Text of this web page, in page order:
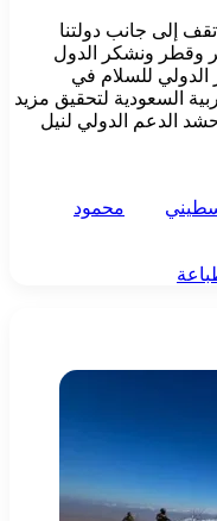
إلى جانب دولتنا
وقطر ونشكر الدول
الدولي للسلام في
السعودية لتحقيق مزيد
الدعم الدولي لنيل
محمود